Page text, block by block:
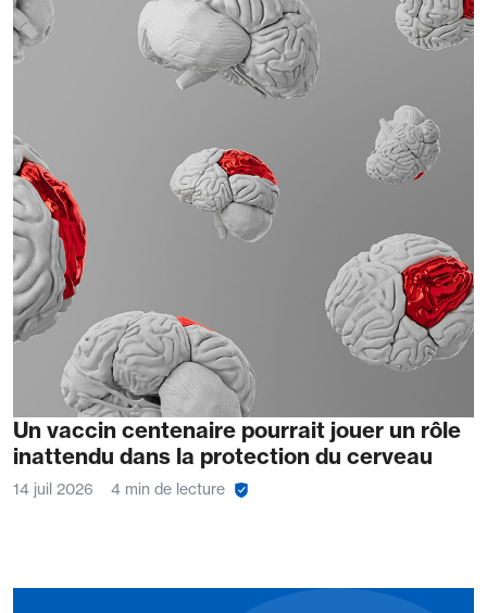
Un vaccin centenaire pourrait jouer un rôle
inattendu dans la protection du cerveau
14 juil 2026 4 min de lecture